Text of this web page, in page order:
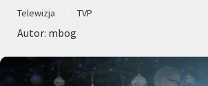
Telewizja TVP
Autor: mbog